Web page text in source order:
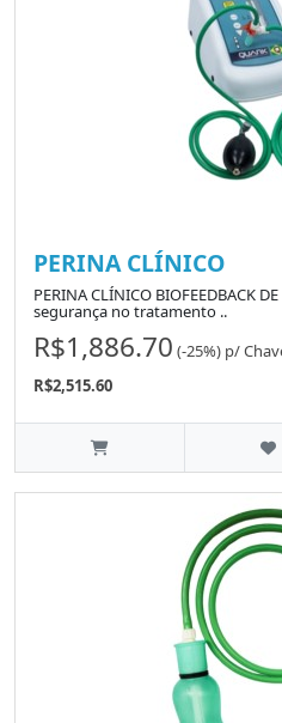
PERINA CLÍNICO
PERINA CLÍNICO BIOFEEDBACK
segurança no tratamento ..
R$1,886.70 (-25%) p/
R$2,515.60